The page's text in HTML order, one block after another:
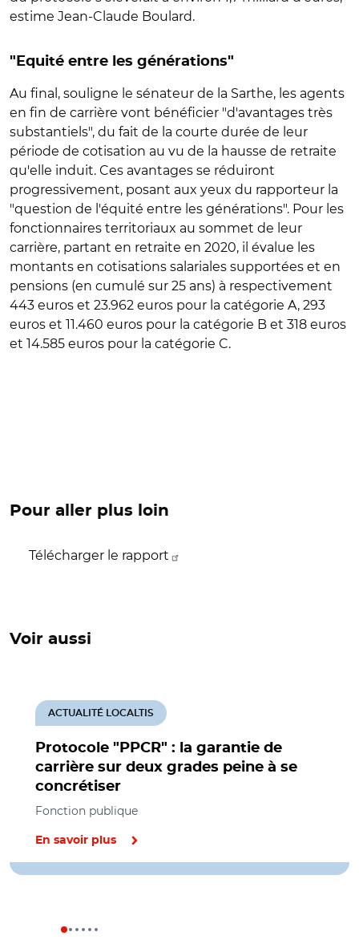
estime Jean-Claude Boulard.
"Equité entre les générations"
Au final, souligne le sénateur de la Sarthe, les agents
en fin de carrière vont bénéficier "d'avantages très
substantiels", du fait de la courte durée de leur
période de cotisation au vu de la hausse de retraite
qu'elle induit. Ces avantages se réduiront
progressivement, posant aux yeux du rapporteur la
"question de l'équité entre les générations". Pour les
fonctionnaires territoriaux au sommet de leur
carrière, partant en retraite en 2020, il évalue les
montants en cotisations salariales supportées et en
pensions (en cumulé sur 25 ans) à respectivement
443 euros et 23.962 euros pour la catégorie A, 293
euros et 11.460 euros pour la catégorie B et 318 euros
et 14.585 euros pour la catégorie C.
Pour aller plus loin
Télécharger le rapport
Voir aussi
Protocole "PPCR" : la garantie de
carrière sur deux grades peine à se
concrétiser
ACTUALITÉ LOCALTIS
Fonction publique
En savoir plus